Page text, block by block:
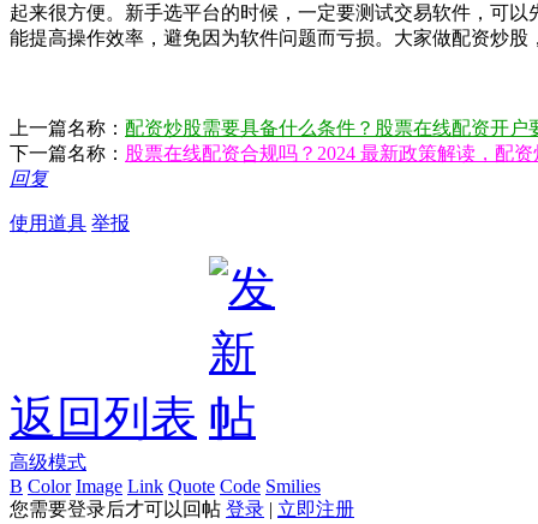
起来很方便。新手选平台的时候，一定要测试交易软件，可
能提高操作效率，避免因为软件问题而亏损。大家做配资炒
上一篇名称： 配资炒股需要具备什么条件？股票在线配资开户
下一篇名称： 股票在线配资合规吗？2024 最新政策解读，配
回复
使用道具 举报
返回列表
高级模式
B Color Image Link Quote Code Smilies
您需要登录后才可以回帖 登录 | 立即注册